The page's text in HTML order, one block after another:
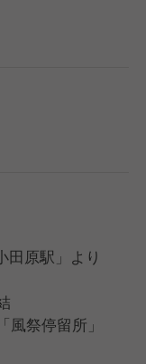
常識」などとい
想でメニューを
アイデアがメニ
験をしてほしい
ンを積極的にお
らキャリアを形
術だけでなく前
田原駅」より
風祭停留所」